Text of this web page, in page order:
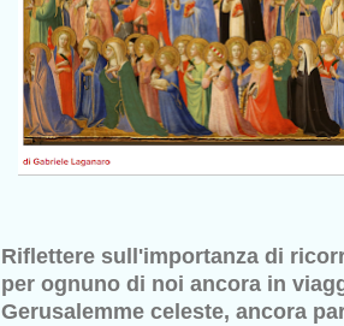
Riflettere sull'importanza di
per ognuno di noi ancora in
Gerusalemme celeste, ancora